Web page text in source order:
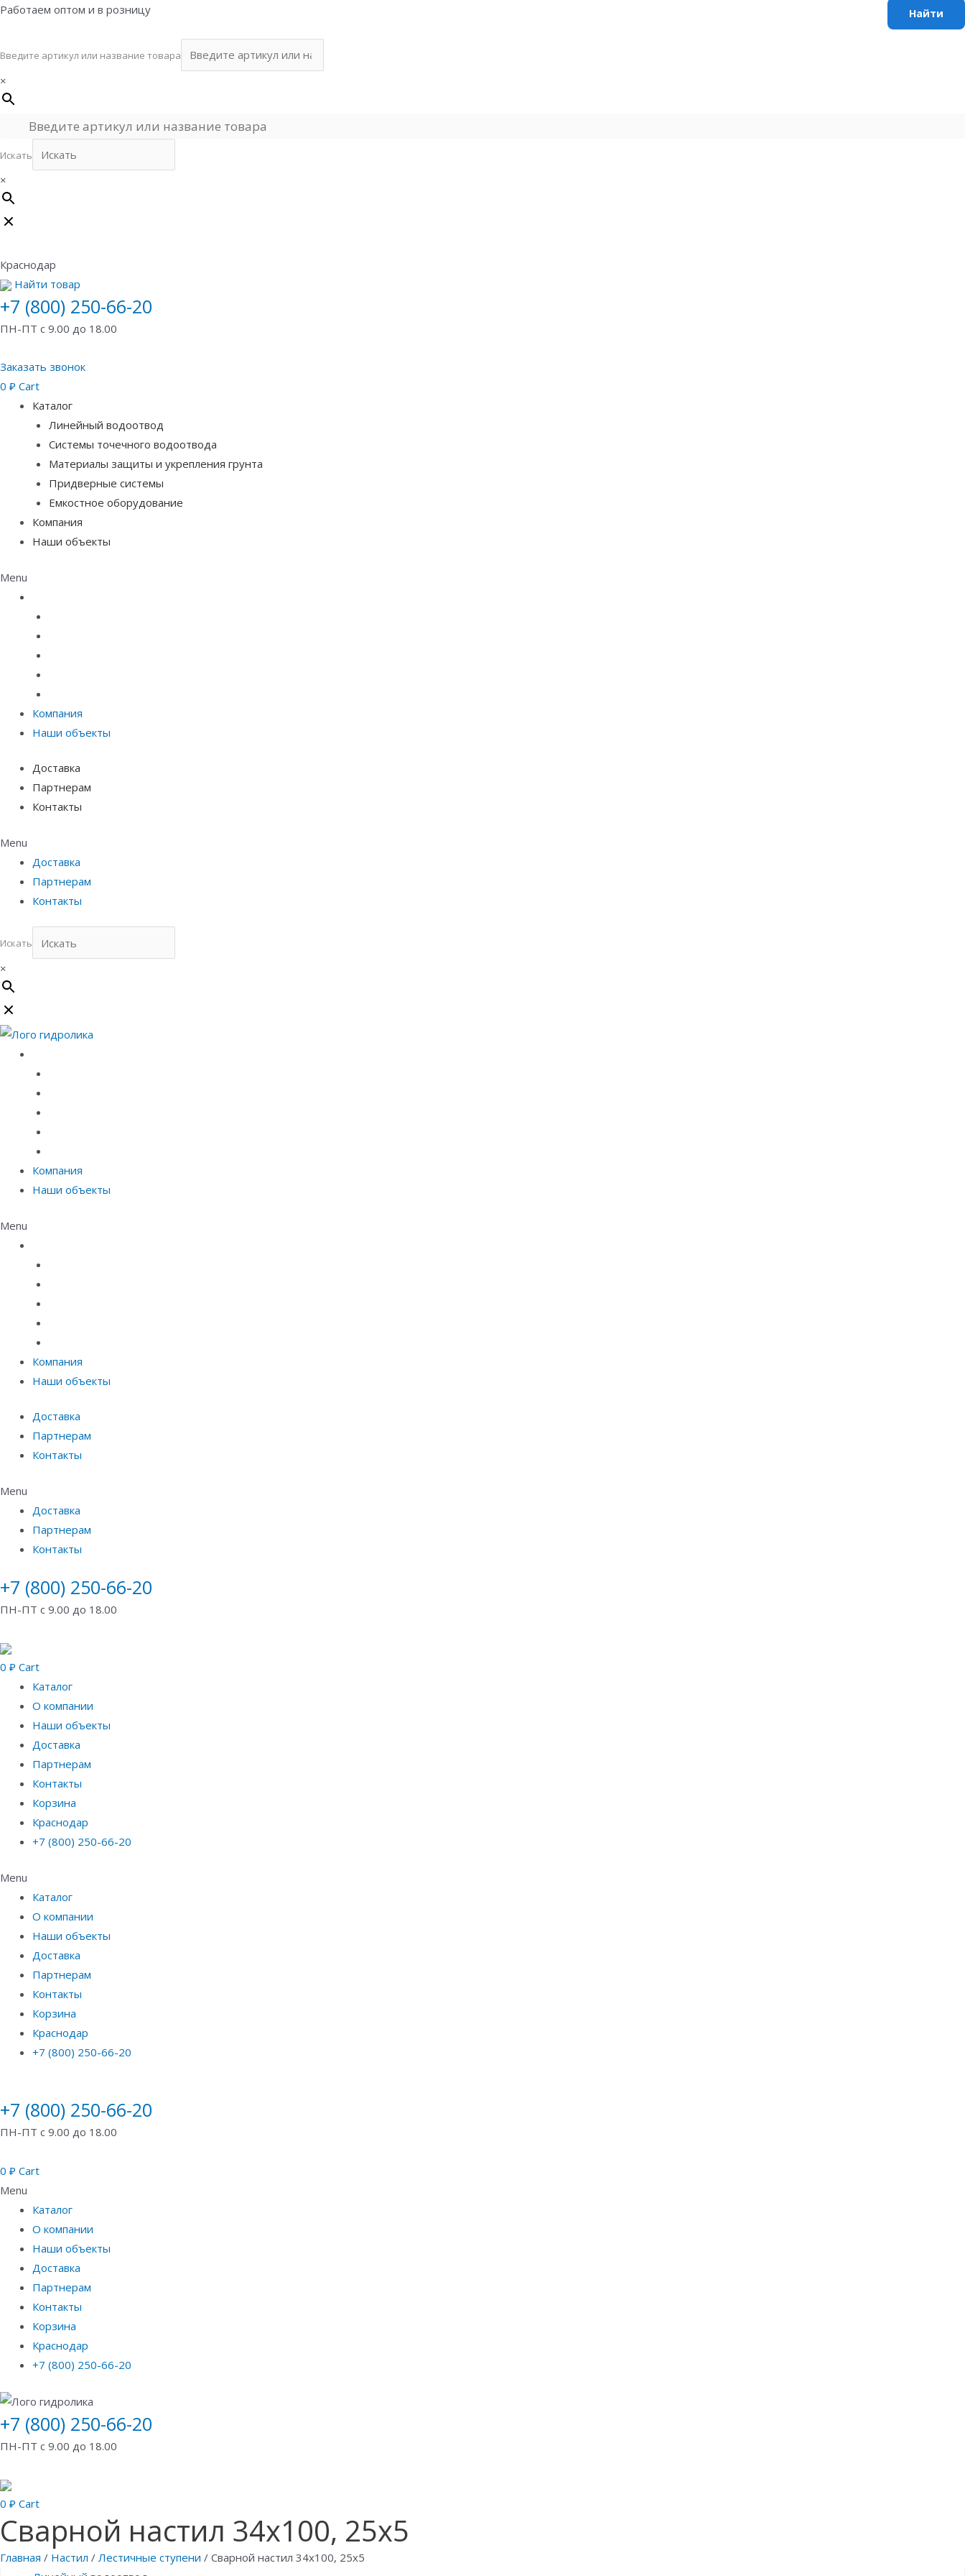
Перейти
Работаем оптом и в розницу
Введите артикул или название товара
×
Искать
×
Краснодар
Найти товар
+7 (800) 250-66-20
ПН-ПТ с 9.00 до 18.00
Заказать звонок
0 ₽ Cart
Каталог
Линейный водоотвод
Системы точечного водоотвода
Материалы защиты и укрепления грунта
Придверные системы
Емкостное оборудование
Компания
Наши объекты
Menu
Компания
Наши объекты
Доставка
Партнерам
Контакты
Menu
Доставка
Партнерам
Контакты
Искать
×
Компания
Наши объекты
Menu
Компания
Наши объекты
Доставка
Партнерам
Контакты
Menu
Доставка
Партнерам
Контакты
+7 (800) 250-66-20
ПН-ПТ с 9.00 до 18.00
0 ₽ Cart
Каталог
О компании
Наши объекты
Доставка
Партнерам
Контакты
Корзина
Краснодар
+7 (800) 250-66-20
Menu
Каталог
О компании
Наши объекты
Доставка
Партнерам
Контакты
Корзина
Краснодар
+7 (800) 250-66-20
+7 (800) 250-66-20
ПН-ПТ с 9.00 до 18.00
0 ₽ Cart
Menu
Каталог
О компании
Наши объекты
Доставка
Партнерам
Контакты
Корзина
Краснодар
+7 (800) 250-66-20
+7 (800) 250-66-20
ПН-ПТ с 9.00 до 18.00
0 ₽ Cart
Сварной настил 34х100, 25х5
Главная / Настил / Лестичные ступени / Сварной настил 34х100, 25х5